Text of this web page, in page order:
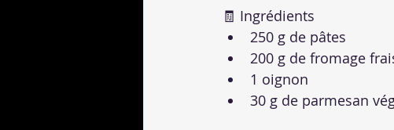
🧾 Ingrédients
250 g de pâtes
200 g de fromage
1 oignon
30 g de parmesan